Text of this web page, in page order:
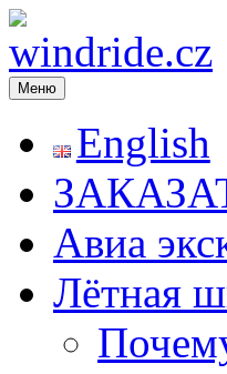
windride.cz
Лётная школа — Полеты на
экстрим. Лётное училище в
Меню
English
Авиа
Лётная